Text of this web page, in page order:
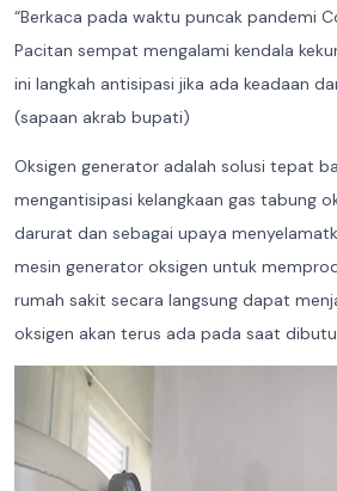
“Berkaca pada waktu puncak pandemi
Pacitan sempat mengalami kendala
ini langkah antisipasi jika ada keadaan
(sapaan akrab bupati)
Oksigen generator adalah solusi tepat
mengantisipasi kelangkaan gas tabung
darurat dan sebagai upaya
mesin generator oksigen untuk
rumah sakit secara langsung dapat
oksigen akan terus ada pada saat